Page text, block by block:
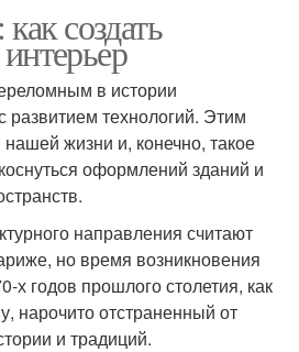
создать
в истории
развитием технологий. Этим
жизни и, конечно, такое
оформлений зданий и
направления считают
но время возникновения
х годов прошлого столетия, как
нарочито отстраненный от
и традиций.